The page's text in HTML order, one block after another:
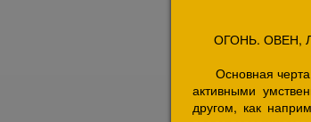
ОГОНЬ. ОВЕН,
Основная черта
активными
другом, как